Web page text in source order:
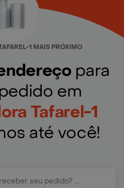
1 MAIS PRÓXIMO
para
em
Tafarel-1
até você!